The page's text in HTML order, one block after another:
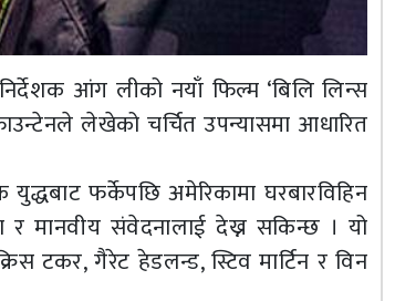
आंग लीको नयाँ फिल्म ‘बिलि लिन्स
लेखेको चर्चित उपन्यासमा आधारित
फर्केपछि अमेरिकामा घरबारविहिन
र मानवीय संवेदनालाई देख्न सकिन्छ । यो
टकर, गैरेट हेडलन्ड, स्टिव मार्टिन र विन